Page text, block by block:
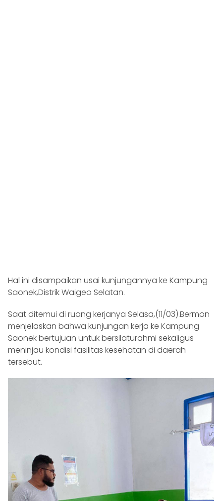
Hal ini disampaikan usai kunjungannya ke Kampung
Saonek,Distrik Waigeo Selatan.
Saat ditemui di ruang kerjanya Selasa,(11/03).Bermon
menjelaskan bahwa kunjungan kerja ke Kampung
Saonek bertujuan untuk bersilaturahmi sekaligus
meninjau kondisi fasilitas kesehatan di daerah
tersebut.